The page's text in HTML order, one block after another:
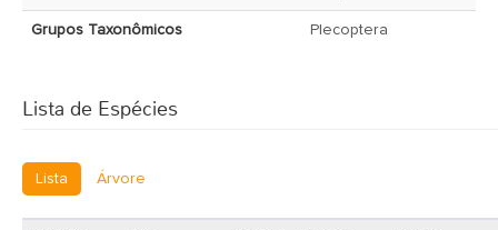
Grupos Taxonômicos Plecoptera
Lista de Espécies
Lista Árvore